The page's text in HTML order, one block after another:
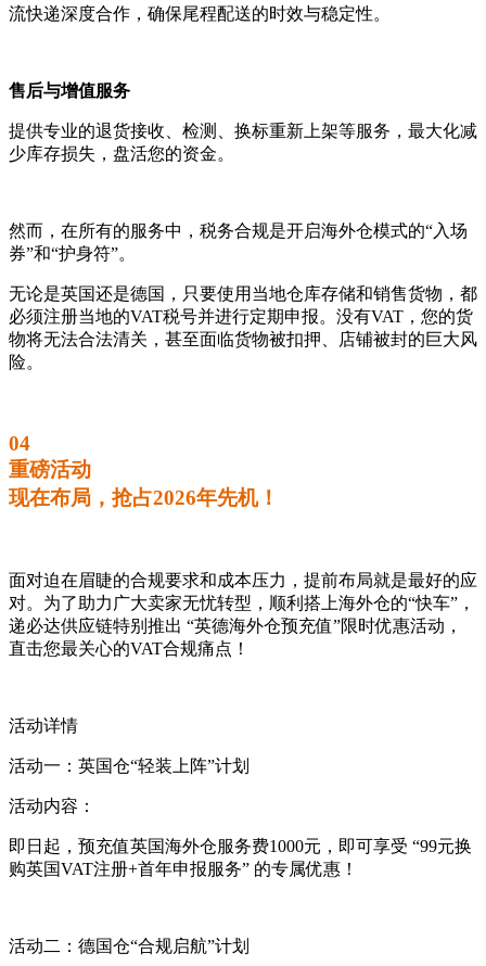
流快递深度合作，确保尾程配送的时效与稳定性。
售后与增值服务
提供专业的退货接收、检测、换标重新上架等服务，最大化减
少库存损失，盘活您的资金。
然而，在所有的服务中，税务合规是开启海外仓模式的“入场
券”和“护身符”‍。
无论是英国还是德国，只要使用当地仓库存储和销售货物，都
必须注册当地的VAT税号并进行定期申报。没有VAT，您的货
物将无法合法清关，甚至面临货物被扣押、店铺被封的巨大风
险。
04
重磅活动
现在布局，抢占2026年先机！
面对迫在眉睫的合规要求和成本压力，提前布局就是最好的应
对。为了助力广大卖家无忧转型，顺利搭上海外仓的“快车”，
递必达供应链特别推出 ‍“英德海外仓预充值”限时优惠活动，
直击您最关心的VAT合规痛点！
活动详情
活动一：英国仓“轻装上阵”计划
活动内容：
即日起，预充值英国海外仓服务费1000元，即可享受 ‍“99元换
购英国VAT注册+首年申报服务”‍ 的专属优惠！
活动二：德国仓“合规启航”计划